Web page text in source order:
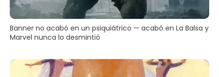
Banner no acabó en un psiquiátrico — acabó en La Balsa y
Marvel nunca lo desmintió